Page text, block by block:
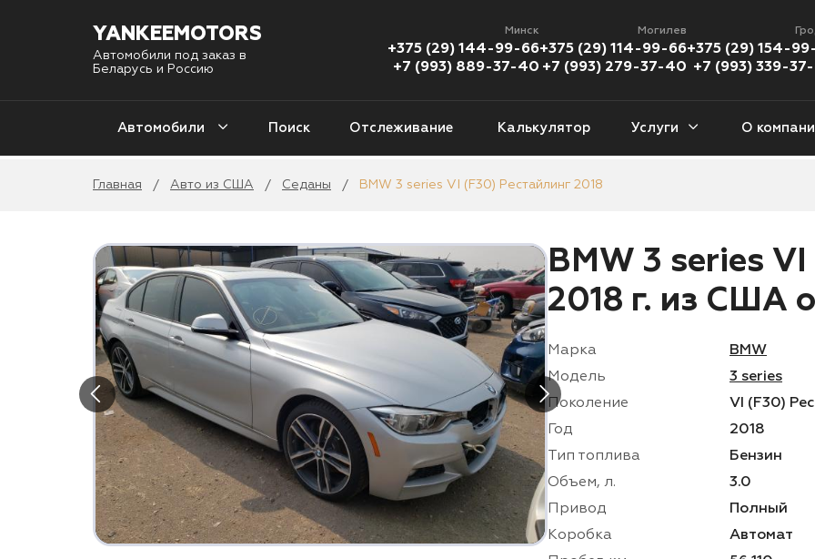
YANKEEMOTORS
Автомобили под заказ в
Беларусь и Россию
Минск
+375 (29) 144-99-66
+7 (993) 889-37-40
Могилев
+375 (29) 114-99-66
+7 (993) 279-37-40
+375 (29) 154-
+7 (993) 339-
Автомобили
Авто из Кореи
Авто из Китая
Авто из Европы
Универсалы
49 авто
Кабриолеты
56 авто 94 авто
Мотоциклы
383 мото
Поиск Отслеживание Калькулятор Услуги О
Главная / Авто из США / Седаны / BMW 3 series VI (F30) Рестайлинг 2018
BMW 3 series
2018 г. из США
Марка
BMW
Модель
3 series
Поколение
VI (F30)
Год
2018
Тип топлива
Бензин
Объем, л.
3.0
Привод
Полный
Коробка
Автомат